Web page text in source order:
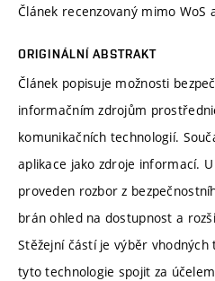
Článek recenzovaný mimo WoS
ORIGINÁLNÍ ABSTRAKT
Článek popisuje možnosti
informačním zdrojům
komunikačních technologií.
aplikace jako zdroje informací.
proveden rozbor z
brán ohled na dostupnost a
Stěžejní částí je výběr
tyto technologie spojit za